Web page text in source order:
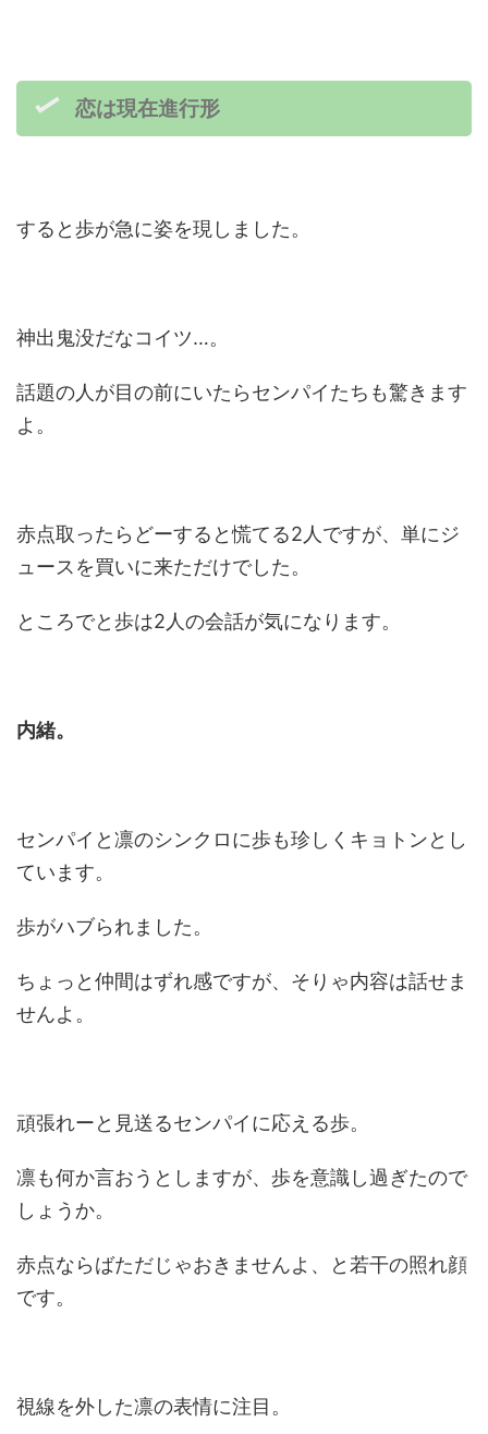
恋は現在進行形
すると歩が急に姿を現しました。
神出鬼没だなコイツ…。
話題の人が目の前にいたらセンパイたちも驚きます
よ。
赤点取ったらどーすると慌てる2人ですが、単にジ
ュースを買いに来ただけでした。
ところでと歩は2人の会話が気になります。
内緒。
センパイと凛のシンクロに歩も珍しくキョトンとし
ています。
歩がハブられました。
ちょっと仲間はずれ感ですが、そりゃ内容は話せま
せんよ。
頑張れーと見送るセンパイに応える歩。
凛も何か言おうとしますが、歩を意識し過ぎたので
しょうか。
赤点ならばただじゃおきませんよ、と若干の照れ顔
です。
視線を外した凛の表情に注目。